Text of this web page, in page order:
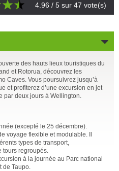
4.96 / 5 sur 47 vote(s)
des hauts lieux touristiques du
et Rotorua, découvrez les
Caves. Vous poursuivrez jusqu’à
et profiterez d’une excursion en jet
par deux jours à Wellington.
(excepté le 25 décembre).
voyage flexible et modulable. Il
types de transport,
tours regroupés.
à la journée au Parc national
Taupo.